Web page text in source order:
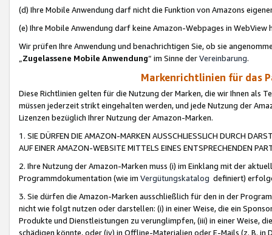
(d) Ihre Mobile Anwendung darf nicht die Funktion von Amazons
(e) Ihre Mobile Anwendung darf keine Amazon-Webpages in WebView
Wir prüfen Ihre Anwendung und benachrichtigen Sie, ob sie
„Zugelassene Mobile Anwendung“ im Sinne derVereinbarung.
Markenrichtlinien für das
Diese Richtlinien gelten für die Nutzung der Marken, die wir Ihnen als
müssen jederzeit strikt eingehalten werden, und jede Nutzung der
Lizenzen bezüglich Ihrer Nutzung der Amazon-Marken.
1. SIE DÜRFEN DIE AMAZON-MARKEN AUSSCHLIESSLICH DURCH
AUF EINER AMAZON-WEBSITE MITTELS EINES ENTSPRECHENDEN
2. Ihre Nutzung der Amazon-Marken muss (i) im Einklang mit der
Programmdokumentation (wie im Vergütungskatalog definiert)
3. Sie dürfen die Amazon-Marken ausschließlich für den in der
nicht wie folgt nutzen oder darstellen: (i) in einer Weise, die ein
Produkte und Dienstleistungen zu verunglimpfen, (iii) in einer Weise,
schädigen könnte, oder (iv) in Offline-Materialien oder E-Mails (z. B. in